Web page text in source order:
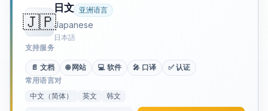
🇯🇵
日文 亚洲语言
Japanese
日本語
支持服务
📄 文档 🌐 网站 💻 软件 🎤 口译 ✅ 认证
常用语言对
中文（简体）
英文 韩文